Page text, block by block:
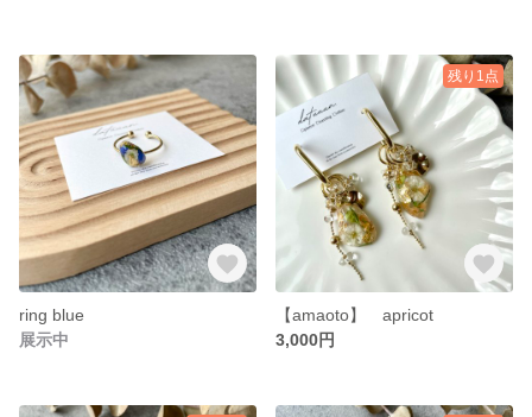
ring blue
展示中
残り1点
【amaoto】 apricot
3,000円